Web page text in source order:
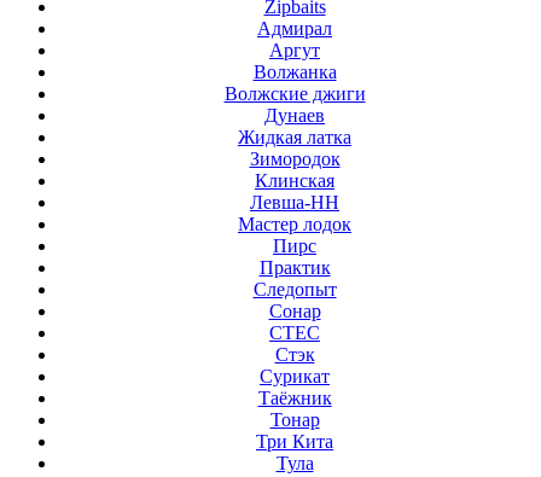
Zipbaits
Адмирал
Аргут
Волжанка
Волжские джиги
Дунаев
Жидкая латка
Зимородок
Клинская
Левша-НН
Мастер лодок
Пирс
Практик
Следопыт
Сонар
СТЕС
Стэк
Сурикат
Таёжник
Тонар
Три Кита
Тула